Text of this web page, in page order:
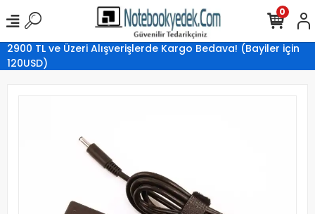
2900 TL ve Üzeri Alışverişlerde Kargo Bedava! (Bayiler için
120USD)
0